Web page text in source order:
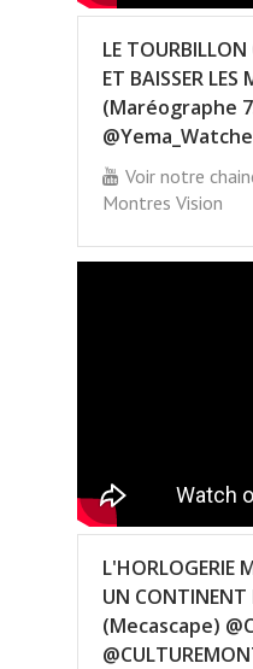
LE
ET BAISSER LES
(Maréographe
Voir notre
Montres Vision
L'HORLOGERIE
UN CONTINENT
(Mecascape)